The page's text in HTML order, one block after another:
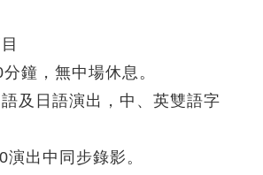
鐘，無中場休息。
及日語演出，中、英雙語字
出中同步錄影。